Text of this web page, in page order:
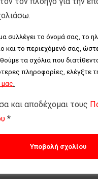
συλλέγει το όνομά σας, το
και το περιεχόμενό σας,
τα σχόλια που
πληροφορίες, ελέγξτε
και αποδέχομαι τους
*